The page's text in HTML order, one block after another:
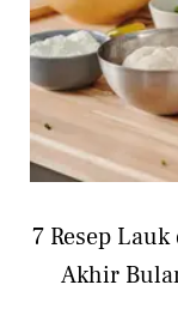
7 Resep
Akhir